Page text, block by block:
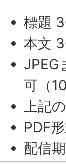
標題
本文
JPEG
可（
上記
PDF
配信